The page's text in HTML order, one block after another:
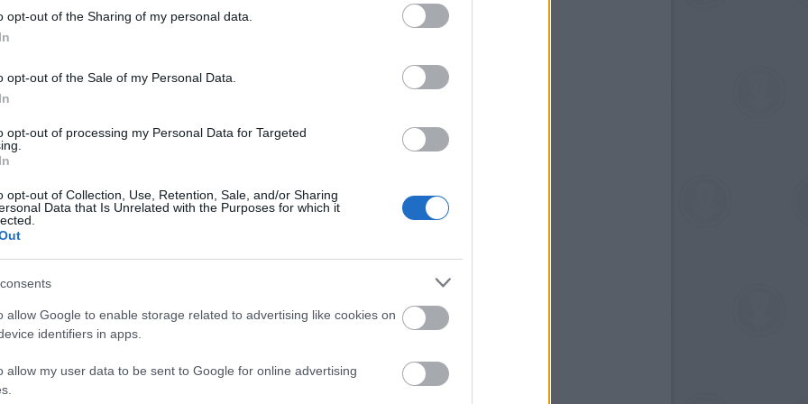
opt-out of the Sharing of my personal data.
opt-out of the Sale of my Personal Data.
opt-out of processing my Personal Data for Targeted
opt-out of Collection, Use, Retention, Sale, and/or Sharing
Data that Is Unrelated with the Purposes for which it
allow Google to enable storage related to advertising like cookies on
identifiers in apps.
allow my user data to be sent to Google for online advertising
hogy a McCarthy éra feketelistájának árnyéka
mint az az anti-kommunizmus metaforájára és a
tekintettek sokáig.
listájába. Wynter filmjéért 1956-ban
kezdő díját, Anita Ekberggel megosztva.
ban az Adrian Messenger listájában együtt
és Frank Sinatrával is. Egy időre felhagyott a
években visszatért a filmvászonra.